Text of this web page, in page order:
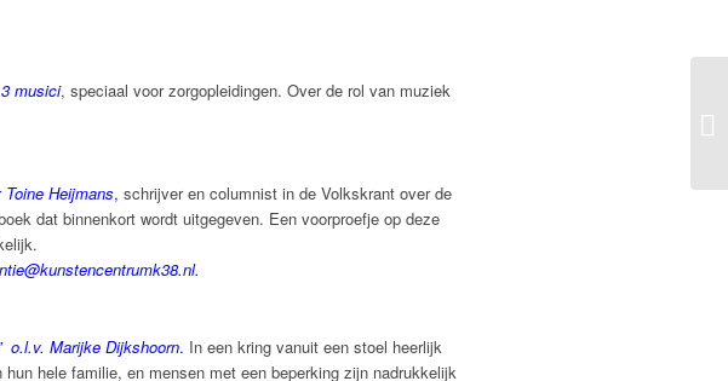
musici, speciaal voor zorgopleidingen. Over de rol van muziek
Toine Heijmans, schrijver en columnist in de Volkskrant over de
dat binnenkort wordt uitgegeven. Een voorproefje op deze
.
o.l.v. Marijke Dijkshoorn. In een kring vanuit een stoel heerlijk
hele familie, en mensen met een beperking zijn nadrukkelijk